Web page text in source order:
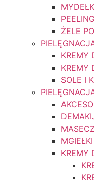
ŻELE
KREMY
KREMY
SOLE I
MGIEŁKI
KREMY